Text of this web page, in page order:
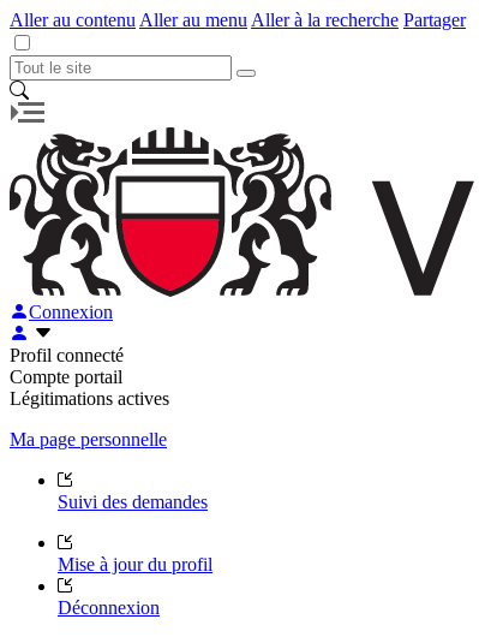
Aller au contenu Aller au menu Aller à la recherche Partager
Connexion
Profil connecté
Compte portail
Légitimations actives
Ma page personnelle
Suivi des demandes
Mise à jour du profil
Déconnexion